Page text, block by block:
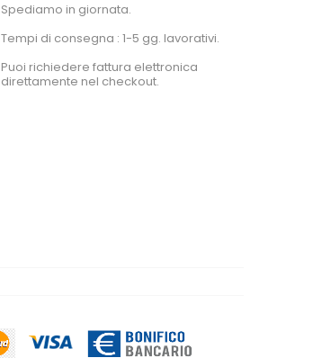
Spediamo in giornata.
Tempi di consegna : 1-5 gg. lavorativi.
Puoi richiedere fattura elettronica
direttamente nel checkout.